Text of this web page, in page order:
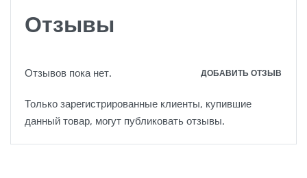
Отзывы
Отзывов пока нет. ДОБАВИТЬ ОТЗЫВ
Только зарегистрированные клиенты, купившие
данный товар, могут публиковать отзывы.